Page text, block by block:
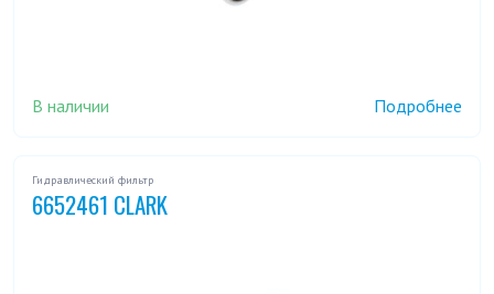
В наличии Подробнее
Гидравлический фильтр
6652461 CLARK